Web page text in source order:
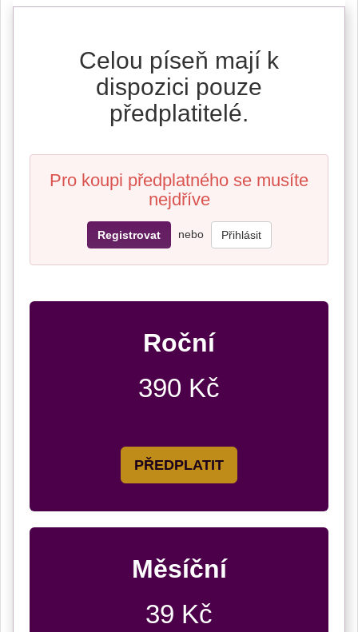
Celou píseň mají k
dispozici pouze
předplatitelé.
Pro koupi předplatného se musíte
nejdříve
Registrovat nebo Přihlásit
Roční
390 Kč
PŘEDPLATIT
Měsíční
39 Kč